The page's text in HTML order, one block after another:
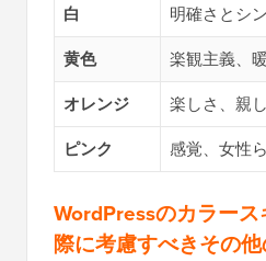
白
明確さとシ
黄色
楽観主義、
オレンジ
楽しさ、親
ピンク
感覚、女性
WordPressのカラー
際に考慮すべきその